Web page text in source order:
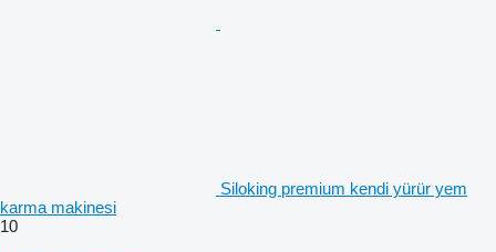
Siloking premium kendi yürür yem
karma makinesi
10